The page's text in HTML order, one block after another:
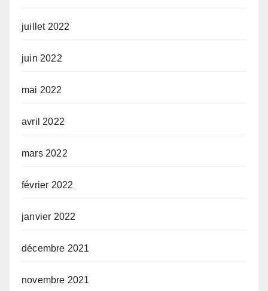
juillet 2022
juin 2022
mai 2022
avril 2022
mars 2022
février 2022
janvier 2022
décembre 2021
novembre 2021